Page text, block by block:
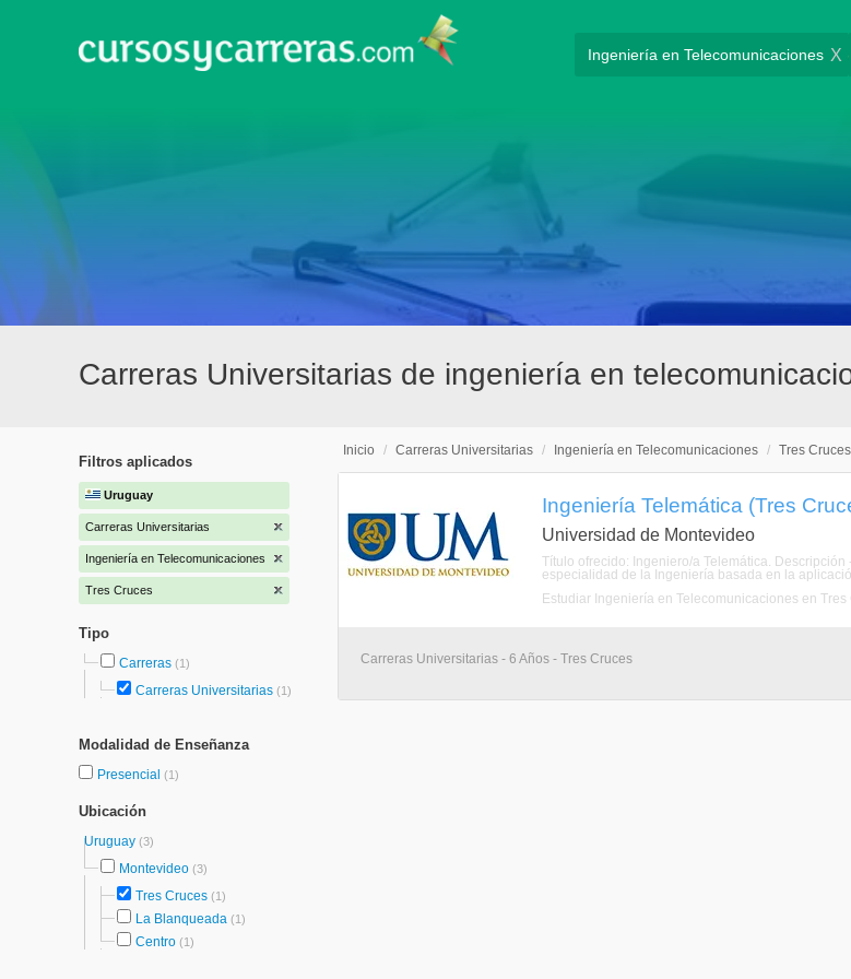
X
Carreras Universitarias de ingeniería en
Filtros aplicados
Uruguay
Carreras Universitarias
Ingeniería en Telecomunicaciones
Tres Cruces
Tipo
Carreras (1)
Carreras Universitarias (1)
Modalidad de Enseñanza
Presencial (1)
Ubicación
Uruguay (3)
Montevideo (3)
Tres Cruces (1)
La Blanqueada (1)
Centro (1)
Inicio / Carreras Universitarias / Ingeniería en Telecomunicaciones / Tres Cruces
Ingeniería Telemática (Tres
Universidad de Montevideo
Título ofrecido: Ingeniero/a Telemática.
especialidad de la Ingeniería basada en la
Estudiar Ingeniería en Telecomunicaciones en Tres
Carreras Universitarias - 6 Años - Tres Cruces